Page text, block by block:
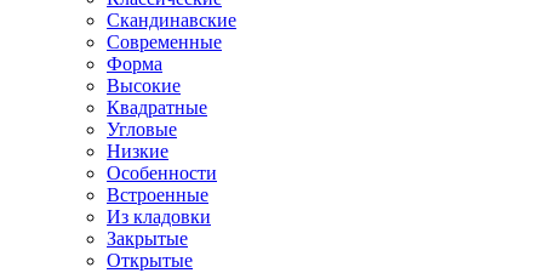
Скандинавские
Современные
Форма
Высокие
Квадратные
Угловые
Низкие
Особенности
Встроенные
Из кладовки
Закрытые
Открытые